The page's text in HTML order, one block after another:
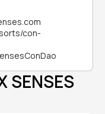
con-
SENSES